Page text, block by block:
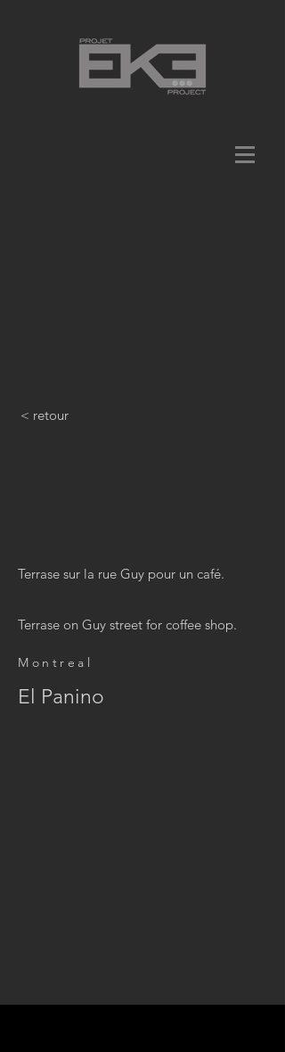
< retour
Terrase sur la rue Guy pour un café.
Terrase on Guy street for coffee shop.
Montreal
El Panino